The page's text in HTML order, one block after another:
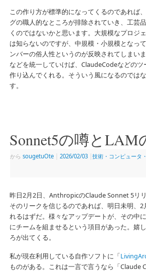
この作り方が標準的になってくるのであれば
グの職人的なところが排除されていき、工芸
くのではないかと思います。大規模なプロジ
は知らないのですが、中規模・小規模となっ
ンバーの俗人性というのが反映されてしまい
などを統一していけば、ClaudeCodeなどの
作り込んでくれる。そういう風になるのでは
す。
Sonnet5の噂とLAM
から sougetuOte 2026/02/03 技術・コンピュータ
昨日2月2日、AnthropicのClaude Sonnet 5リ
そのリークを信じるのであれば、明日未明、2
れるはずだ。様々なアップデートが、その中
にチームを組ませるという項目があった。嬉
ろが出てくる。
私が現在利用している自作ソフトに「
ものがある。これは一言で言うなら「Claude